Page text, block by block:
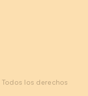
los derechos